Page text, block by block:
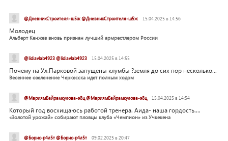
@ДневникСтроителя-ш5ж @ДневникСтроителя-ш5ж 15.04.2025 в 14:56
Молодец
Альберт Кенжев вновь признан лучший армрестлером России
@lidiavlab4923 @lidiavlab4923 15.04.2025 в 14:55
Почему на Ул.Парковой запущены клумбы ?земля до сих пор несколько...
Весеннее озеленение Черкесска идет полным ходом
@МариямБайрамкулова-э8ц @МариямБайрамкулова-э8ц 15.04.2025 в 14:54
Который год восхищаюсь работой тренера. Аида- наша гордость....
«Золотой урожай» собирают пловцы клуба «Чемпион» из Учкекена
@Борис-р4л5т @Борис-р4л5т 09.02.2025 в 20:47